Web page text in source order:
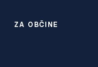
ZA OBČINE